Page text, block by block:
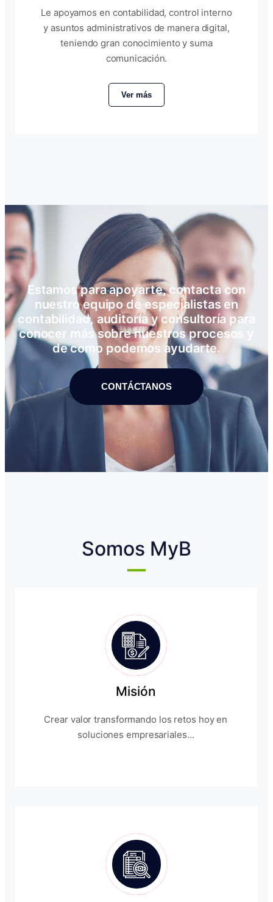
Le apoyamos en contabilidad, control interno
y asuntos administrativos de manera digital,
teniendo gran conocimiento y suma
comunicación.
Ver más
Estamos para apoyarte, contacta con
nuestro equipo de especialistas en
contabilidad, auditoría y consultoría para
conocer más sobre nuestros procesos y
de como podemos ayudarte.
CONTÁCTANOS
Somos MyB
Misión
Crear valor transformando los retos hoy en
soluciones empresariales...